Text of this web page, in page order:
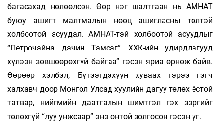
багасахад нөлөөлсөн. Өөр нэг шалтгаан нь АМНАТ
буюу ашигт малтмалын нөөц ашигласны төлтэй
холбоотой асуудал. АМНАТ-тэй холбоотой асуудлыг
“Петрочайна дачин Тамсаг” ХХК-ийн удирдлагууд
хүлээн зөвшөөрөхгүй байгаа” гэсэн яриа өрнөж байв.
Өөрөөр хэлбэл, Бүтээгдэхүүн хуваах гэрээ гэгч
халхавч доор Монгол Улсад хуулийн дагуу төлөх ёстой
татвар, нийгмийн даатгалын шимтгэл гэх зэргийг
төлөхгүй “луу унжсаар” энэ онтой золгосон гэсэн үг.